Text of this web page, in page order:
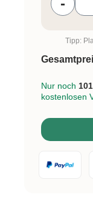
-
Tipp:
Nur noch
kostenlosen